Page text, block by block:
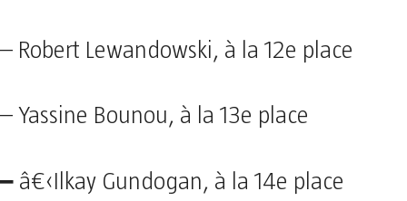
– Robert Lewandowski, à la 12e place
– Yassine Bounou, à la 13e place
– â€‹Ilkay Gundogan, à la 14e place